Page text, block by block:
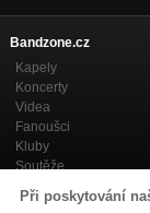
Při poskytování
Bandzone.cz
Kapely
Koncerty
Videa
Fanoušci
Kluby
Soutěže
Bandzone.cz blog